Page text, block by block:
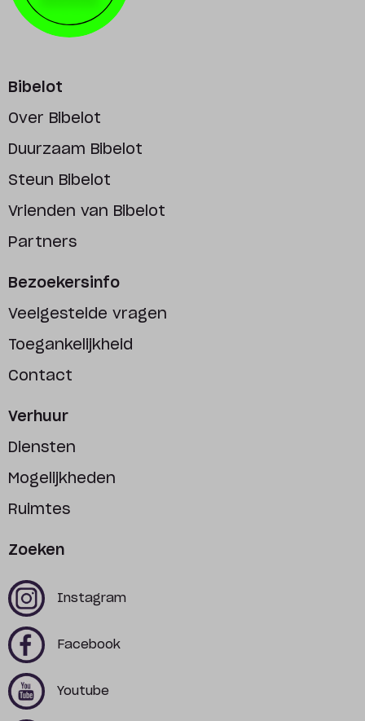
Bibelot
Over Bibelot
Duurzaam Bibelot
Steun Bibelot
Vrienden van Bibelot
Partners
Bezoekersinfo
Veelgestelde vragen
Toegankelijkheid
Contact
Verhuur
Diensten
Mogelijkheden
Ruimtes
Zoeken
xx
Instagram
xx
Facebook
xx
Youtube